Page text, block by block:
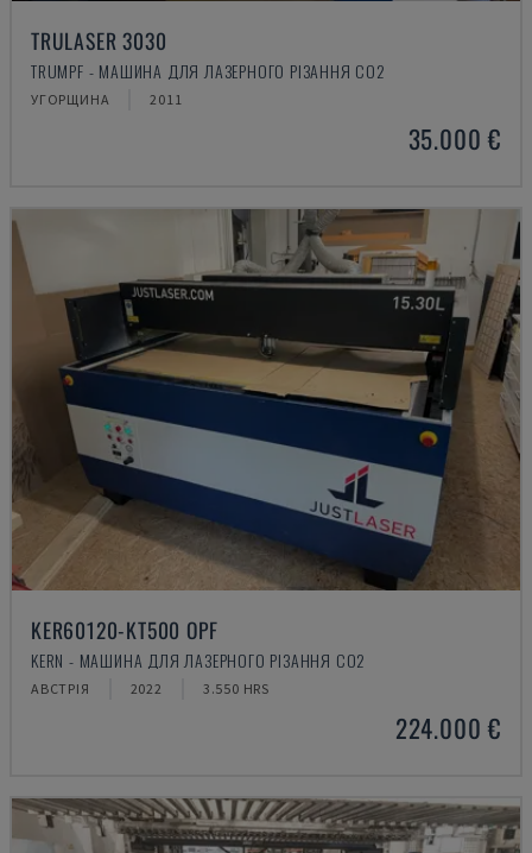
TRULASER 3030
TRUMPF - МАШИНА ДЛЯ ЛАЗЕРНОГО РІЗАННЯ CO2
УГОРЩИНА 2011
35.000 €
KER60120-KT500 OPF
KERN - МАШИНА ДЛЯ ЛАЗЕРНОГО РІЗАННЯ CO2
АВСТРІЯ 2022 3.550 HRS
224.000 €